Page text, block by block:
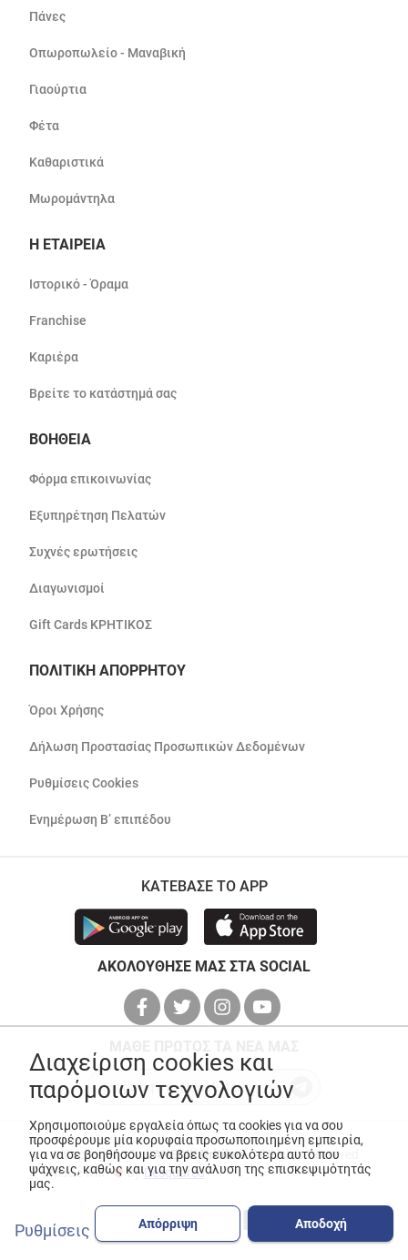
Πάνες
Οπωροπωλείο - Μαναβική
Γιαούρτια
Φέτα
Καθαριστικά
Μωρομάντηλα
Η ΕΤΑΙΡΕΙΑ
Ιστορικό - Όραμα
Franchise
Καριέρα
Βρείτε το κατάστημά σας
ΒΟΗΘΕΙΑ
Φόρμα επικοινωνίας
Εξυπηρέτηση Πελατών
Συχνές ερωτήσεις
Διαγωνισμοί
Gift Cards ΚΡΗΤΙΚΟΣ
ΠΟΛΙΤΙΚΗ ΑΠΟΡΡΗΤΟΥ
Όροι Χρήσης
Δήλωση Προστασίας Προσωπικών Δεδομένων
Ρυθμίσεις Cookies
Ενημέρωση Β’ επιπέδου
ΚΑΤΕΒΑΣΕ ΤΟ APP
ΑΚΟΛΟΥΘΗΣΕ ΜΑΣ ΣΤΑ SOCIAL
© Copyright 2026ANEDIK Kritikos. All Rights Reserved
Made with
byDesquared
Διαχείριση cookies και
παρόμοιων τεχνολογιών
Χρησιμοποιούμε εργαλεία όπως τα cookies για να σου
προσφέρουμε μία κορυφαία προσωποποιημένη εμπειρία,
για να σε βοηθήσουμε να βρεις ευκολότερα αυτό που
ψάχνεις, καθώς και για την ανάλυση της επισκεψιμότητάς
μας.
Ρυθμίσεις Απόρριψη Αποδοχή